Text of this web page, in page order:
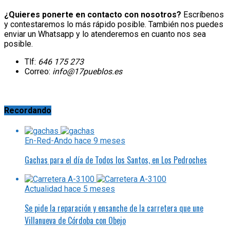
¿Quieres ponerte en contacto con nosotros? Escríbenos
y contestaremos lo más rápido posible. También nos puedes
enviar un Whatsapp y lo atenderemos en cuanto nos sea
posible.
Tlf: 646 175 273
Correo: info@17pueblos.es
Recordando
En-Red-Ando hace 9 meses
Gachas para el día de Todos los Santos, en Los Pedroches
Actualidad hace 5 meses
Se pide la reparación y ensanche de la carretera que une
Villanueva de Córdoba con Obejo